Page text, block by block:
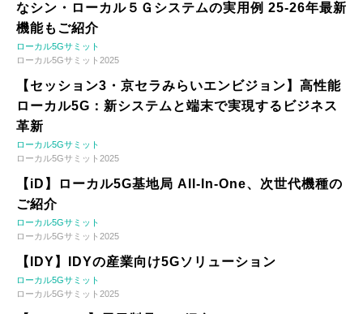
なシン・ローカル５Ｇシステムの実用例 25-26年最新
機能もご紹介
ローカル5Gサミット
ローカル5Gサミット2025
【セッション3・京セラみらいエンビジョン】高性能
ローカル5G：新システムと端末で実現するビジネス
革新
ローカル5Gサミット
ローカル5Gサミット2025
【iD】ローカル5G基地局 All-In-One、次世代機種の
ご紹介
ローカル5Gサミット
ローカル5Gサミット2025
【IDY】IDYの産業向け5Gソリューション
ローカル5Gサミット
ローカル5Gサミット2025